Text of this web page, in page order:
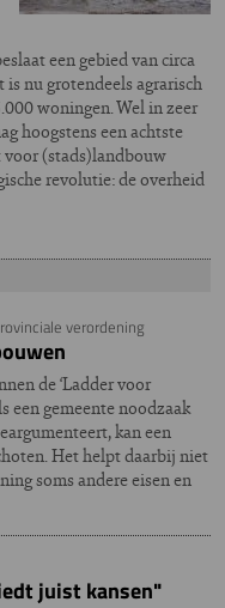
een gebied van circa
nu grotendeels agrarisch
woningen. Wel in zeer
hoogstens een achtste
(stads)landbouw
revolutie: de overheid
verordening
de ‘Ladder voor
een gemeente noodzaak
kan een
Het helpt daarbij niet
soms andere eisen en
juist kansen"